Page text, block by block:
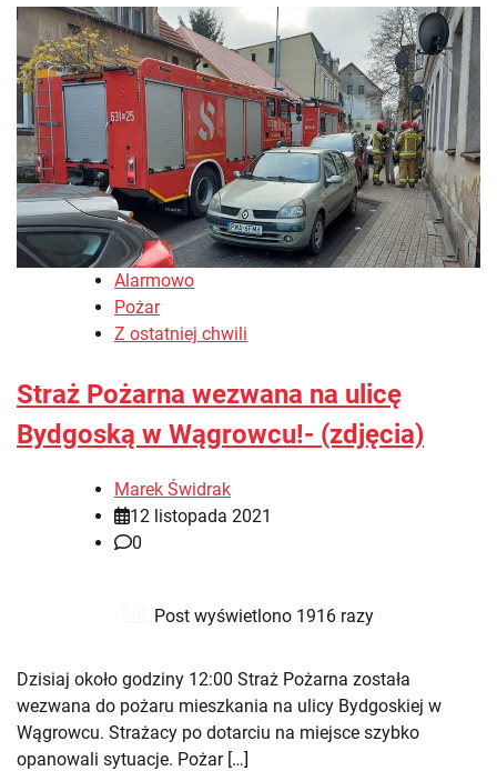
Alarmowo
Pożar
Z ostatniej chwili
Straż Pożarna wezwana na ulicę
Bydgoską w Wągrowcu!- (zdjęcia)
Marek Świdrak
12 listopada 2021
0
Post wyświetlono 1916 razy
Dzisiaj około godziny 12:00 Straż Pożarna została
wezwana do pożaru mieszkania na ulicy Bydgoskiej w
Wągrowcu. Strażacy po dotarciu na miejsce szybko
opanowali sytuacje. Pożar […]